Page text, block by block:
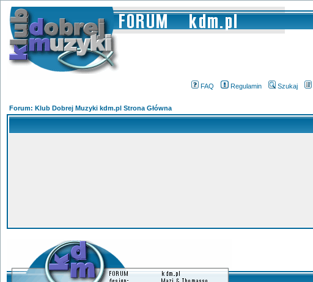
FAQ Regulamin Szukaj
Forum: Klub Dobrej Muzyki kdm.pl Strona Główna